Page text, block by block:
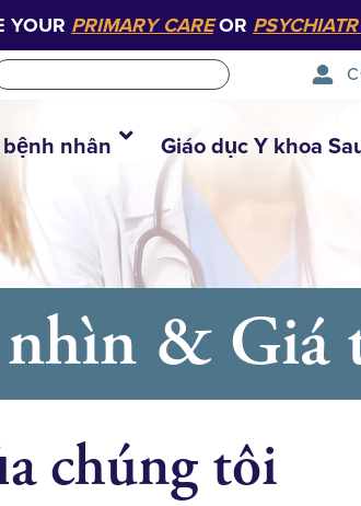
YOUR PRIMARY CAREOR
nhân Giáo dục Y khoa
& Giá
chúng tôi